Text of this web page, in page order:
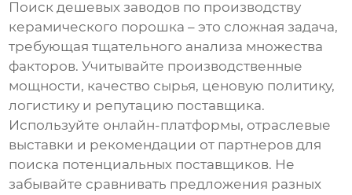
Поискдешевых заводов по производству
керамического порошка – это сложная задача,
требующая тщательного анализа множества
факторов. Учитывайте производственные
мощности, качество сырья, ценовую политику,
логистику и репутацию поставщика.
Используйте онлайн-платформы, отраслевые
выставки и рекомендации от партнеров для
поиска потенциальных поставщиков. Не
забывайте сравнивать предложения разных